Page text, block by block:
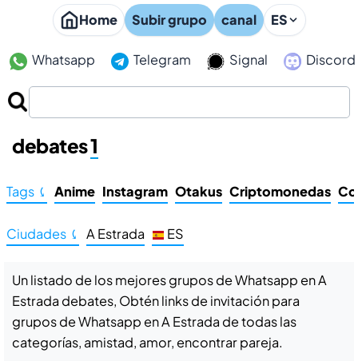
Home Subir grupo canal ES
Whatsapp Telegram Signal Discord
Grupos de Whatsapp en A Estrada
debates1
Tags ⤹ Anime Instagram Otakus Criptomonedas
Ciudades ⤹ A Estrada ES
Un listado de los mejores grupos de Whatsapp en A
Estrada debates, Obtén links de invitación para
grupos de Whatsapp en A Estrada de todas las
categorías, amistad, amor, encontrar pareja.